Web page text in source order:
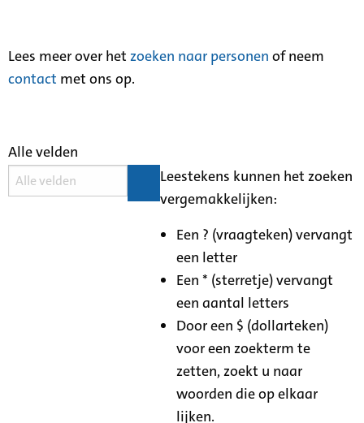
Lees meer over het zoeken naar personen of neem
contact met ons op.
Alle velden
Leestekens kunnen het zoeken
vergemakkelijken:
Een ? (vraagteken) vervangt
een letter
Een * (sterretje) vervangt
een aantal letters
Door een $ (dollarteken)
voor een zoekterm te
zetten, zoekt u naar
woorden die op elkaar
lijken.